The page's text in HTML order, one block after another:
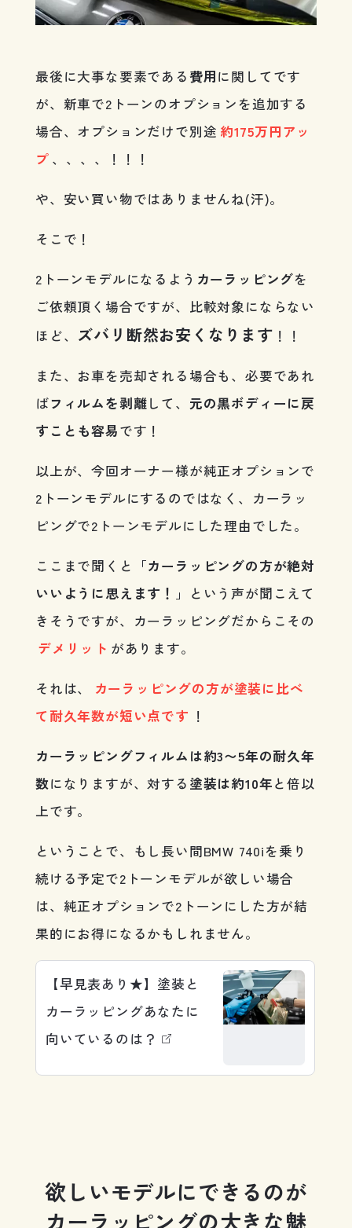
最後に大事な要素である費用に関してです
が、新車で2トーンのオプションを追加する
場合、オプションだけで別途 約175万円アッ
プ 、、、、！！！
や、安い買い物ではありませんね(汗)。
そこで！
2トーンモデルになるよう カーラッピングを
ご依頼頂く場合ですが、比較対象にならない
ほど、 ズバリ断然お安くなります ！！
また、お車を売却される場合も、必要であれ
ばフィルムを剥離して、 元の黒ボディーに戻
すことも容易です！
以上が、今回オーナー様が純正オプションで
2トーンモデルにするのではなく、カーラッ
ピングで2トーンモデルにした理由でした。
ここまで聞くと「カーラッピングの方が絶対
いいように思えます！ 」という声が聞こえて
きそうですが、カーラッピングだからこその
デメリット があります。
それは、
カーラッピングの方が塗装に比べ
て耐久年数が短い点です ！
カーラッピングフィルムは約3〜5年の耐久年
数になりますが、対する 塗装は約10年と倍以
上です。
ということで、もし長い間BMW 740iを乗り
続ける予定で2トーンモデルが欲しい場合
は、純正オプションで2トーンにした方が結
果的にお得になるかもしれません。
【早見表あり★】塗装と
カーラッピングあなたに
向いているのは？
欲しいモデルにできるのが
カーラッピングの大きな魅